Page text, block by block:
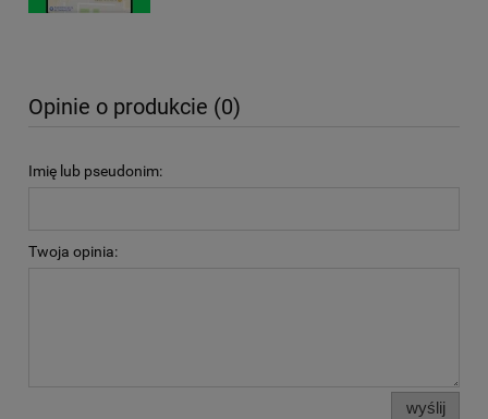
Opinie o produkcie (0)
Imię lub pseudonim:
Twoja opinia:
wyślij